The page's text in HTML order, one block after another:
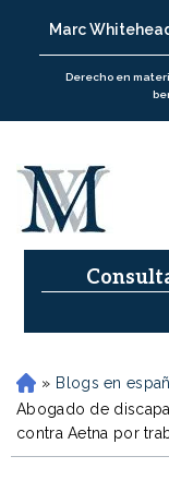
Marc
Derecho en
H
o
m
e
» Blogs en
Abogado de
contra Aetna por